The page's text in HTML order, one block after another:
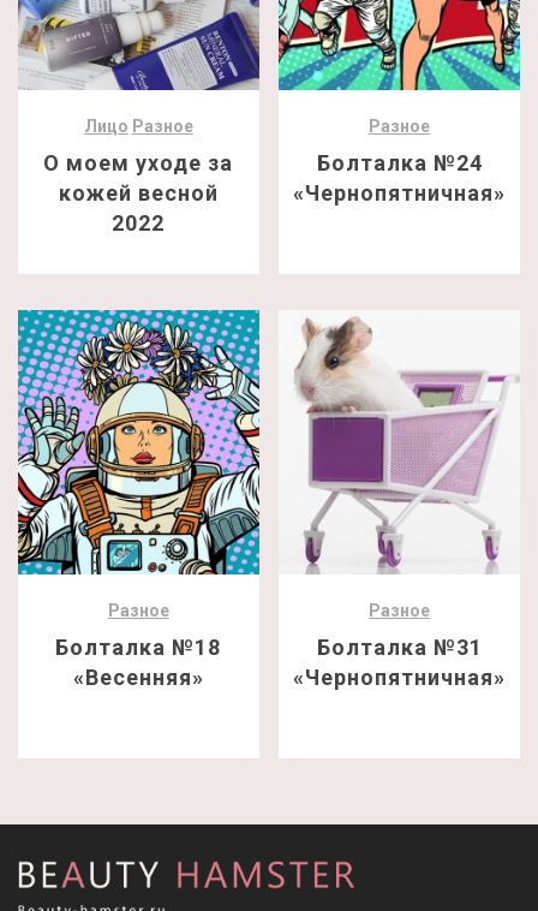
Лицо Разное
О моем уходе за
кожей весной
2022
Разное
Болталка №24
«Чернопятничная»
Разное
Болталка №18
«Весенняя»
Разное
Болталка №31
«Чернопятничная»